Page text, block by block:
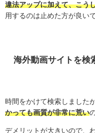
違法アップに加えて、こう
用するのは止めた方が良いで
海外動画サイトを検
時間をかけて検索しましたが
かっても画質が非常に荒い
デメリットが大きいので、